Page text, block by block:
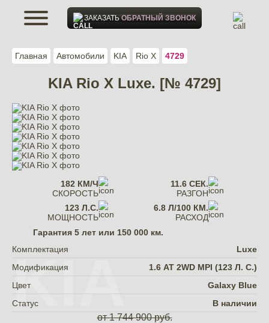
Главная Автомобили KIA Rio X 4729
KIA Rio X Luxe. [№ 4729]
KIA
Гарантия 5 лет или 150 000 км.
Комплектация
Luxe
Модификация
1.6 АТ 2WD MPI (123 Л. C.)
Цвет
Galaxy Blue
Статус
В наличии
от 1 744 900 руб.
182 КМ/Ч
СКОРОСТЬ
11.6 СЕК.
РАЗГОН
123 Л.С.
МОЩНОСТЬ
6.8 Л/100 КМ.
РАСХОД
ЗАКАЗАТЬОБРАТНЫЙ ЗВОНОК